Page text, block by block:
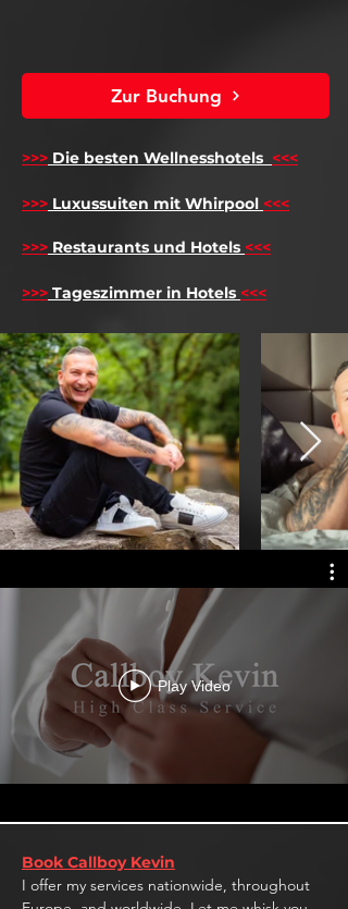
Zur Buchung
>>> Die besten Wellnesshotels <<<
>>> Luxussuiten mit Whirpool <<<
>>> Restaurants und Hotels <<<
>>> Tageszimmer in Hotels <<<
Play Video
Book Callboy Kevin
I offer my services nationwide, throughout